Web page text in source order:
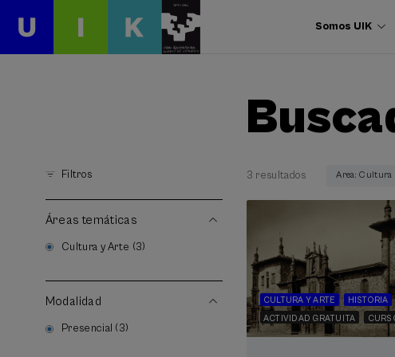
Somos UIK
Filtros
Áreas temáticas
Cultura y Arte (3)
Modalidad
Presencial (3)
3 resultados Area: Cultura
CULTURA Y ARTE
HISTORIA
ACTIVIDAD GRATUITA